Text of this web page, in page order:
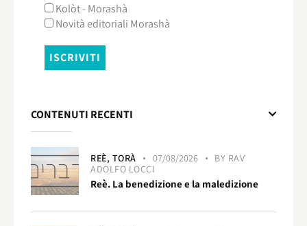
Kolòt - Morashà
Novità editoriali Morashà
CONTENUTI RECENTI
REÈ, TORÀ 07/08/2026 BY RAV
ADOLFO LOCCI
Reè. La benedizione e la maledizione